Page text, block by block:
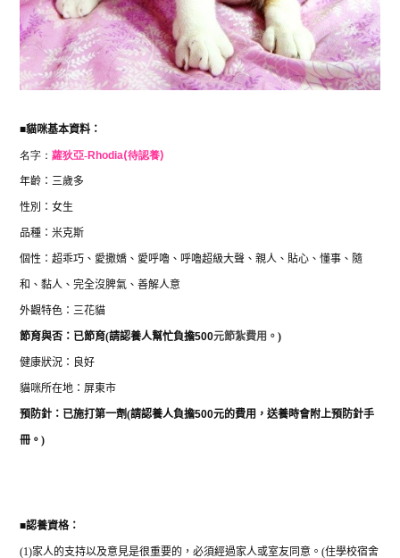
■貓咪基本資料：
名字： 蘿狄亞-Rhodia(待認養)
年齡：三歲多
性別：女生
品種：米克斯
個性：超乖巧、愛撒嬌、愛呼嚕、呼嚕超級大聲、親人、貼心、懂事、隨
和、黏人、完全沒脾氣、善解人意
外觀特色：三花貓
節育與否：已節育(請認養人幫忙負擔500元節紮費用。 )
健康狀況：良好
貓咪所在地：屏東市
預防針：已施打第一劑(請認養人負擔500元的費用，送養時會附上預防針手
冊。 )
■認養資格：
(1)家人的支持以及意見是很重要的，必須經過家人或室友同意。 (住學校宿舍